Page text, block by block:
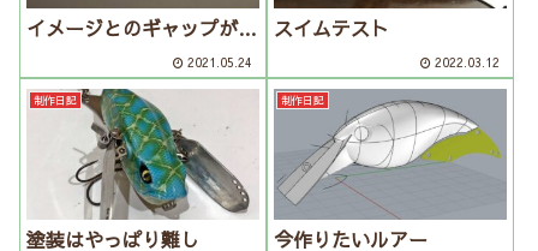
イメージとのギャップが…
2021.05.24
スイムテスト
2022.03.12
制作日記
塗装はやっぱり難し
制作日記
今作りたいルアー